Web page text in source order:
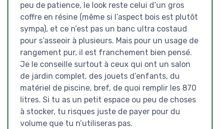
peu de patience, le look reste celui d’un gros
coffre en résine (même si l’aspect bois est plutôt
sympa), et ce n’est pas un banc ultra costaud
pour s’asseoir à plusieurs. Mais pour un usage de
rangement pur, il est franchement bien pensé.
Je le conseille surtout à ceux qui ont un salon
de jardin complet, des jouets d’enfants, du
matériel de piscine, bref, de quoi remplir les 870
litres. Si tu as un petit espace ou peu de choses
à stocker, tu risques juste de payer pour du
volume que tu n’utiliseras pas.